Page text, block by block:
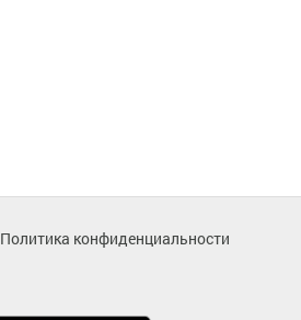
Политика конфиденциальности